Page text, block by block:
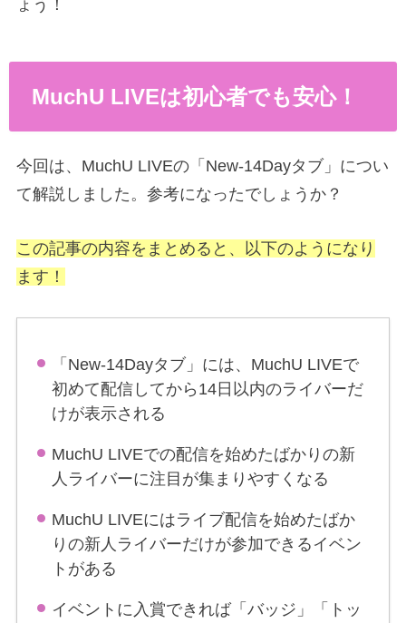
ょう！
MuchU LIVEは初心者でも安心！
今回は、MuchU LIVEの「New-14Dayタブ」につい
て解説しました。参考になったでしょうか？
この記事の内容をまとめると、以下のようになり
ます！
「New-14Dayタブ」には、MuchU LIVEで
初めて配信してから14日以内のライバーだ
けが表示される
MuchU LIVEでの配信を始めたばかりの新
人ライバーに注目が集まりやすくなる
MuchU LIVEにはライブ配信を始めたばか
りの新人ライバーだけが参加できるイベン
トがある
イベントに入賞できれば「バッジ」「トッ